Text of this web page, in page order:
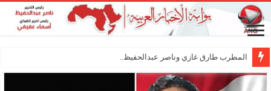
المطرب طارق غازي وناصر عبدالحفيظ.. شراكة فنية